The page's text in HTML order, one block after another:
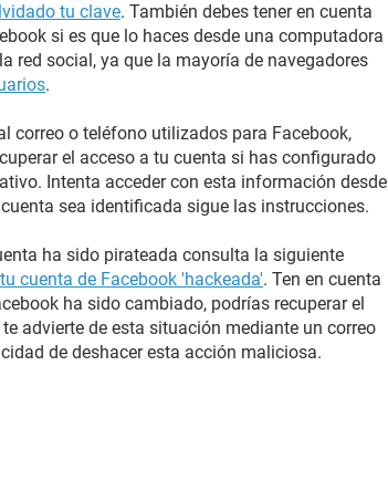
tu clave. También debes tener en cuenta
si es que lo haces desde una computadora
red social, ya que la mayoría de navegadores
.
correo o teléfono utilizados para Facebook,
el acceso a tu cuenta si has configurado
Intenta acceder con esta información desde
sea identificada sigue las instrucciones.
ha sido pirateada consulta la siguiente
cuenta de Facebook 'hackeada'. Ten en cuenta
ha sido cambiado, podrías recuperar el
advierte de esta situación mediante un correo
de deshacer esta acción maliciosa.